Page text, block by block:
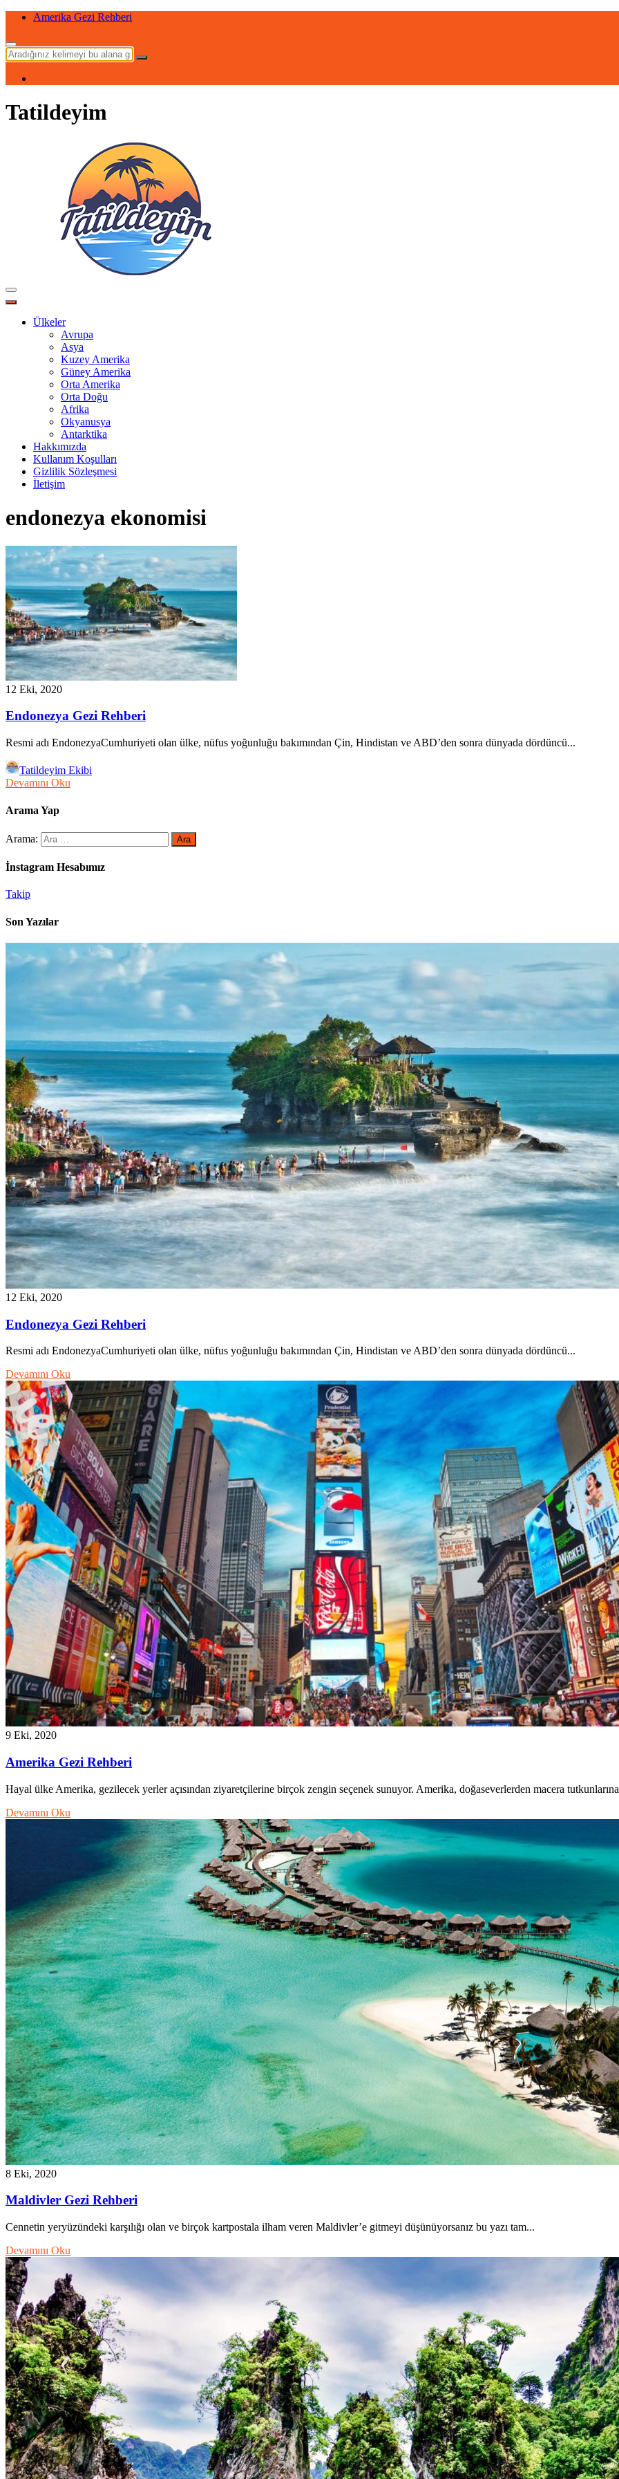
Maldivler Gezi Rehberi
Tatildeyim
Ülkeler
Avrupa
Asya
Kuzey Amerika
Güney Amerika
Orta Amerika
Orta Doğu
Afrika
Okyanusya
Antarktika
Hakkımızda
Kullanım Koşulları
Gizlilik Sözleşmesi
İletişim
endonezya ekonomisi
12 Eki, 2020
Endonezya Gezi Rehberi
Resmi adı EndonezyaCumhuriyeti olan ülke, nüfus yoğunluğu bakımından Çin, Hindistan ve ABD’den sonra dünyada dördüncü...
Tatildeyim Ekibi
Devamını Oku
Arama Yap
Arama:
İnstagram Hesabımız
Takip
Son Yazılar
12 Eki, 2020
Endonezya Gezi Rehberi
Resmi adı EndonezyaCumhuriyeti olan ülke, nüfus yoğunluğu bakımından Çin, Hindistan ve ABD’den sonra dünyada dördüncü...
Devamını Oku
9 Eki, 2020
Amerika Gezi Rehberi
Hayal ülke Amerika, gezilecek yerler açısından ziyaretçilerine birçok zengin seçenek sunuyor. Amerika, doğaseverlerden macera
Devamını Oku
8 Eki, 2020
Maldivler Gezi Rehberi
Cennetin yeryüzündeki karşılığı olan ve birçok kartpostala ilham veren Maldivler’e gitmeyi düşünüyorsanız bu yazı tam...
Devamını Oku